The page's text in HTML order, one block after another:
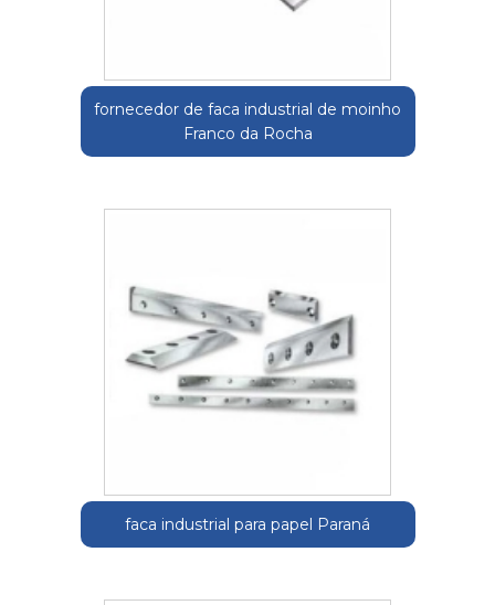
fornecedor de faca industrial de moinho
Franco da Rocha
faca industrial para papel Paraná